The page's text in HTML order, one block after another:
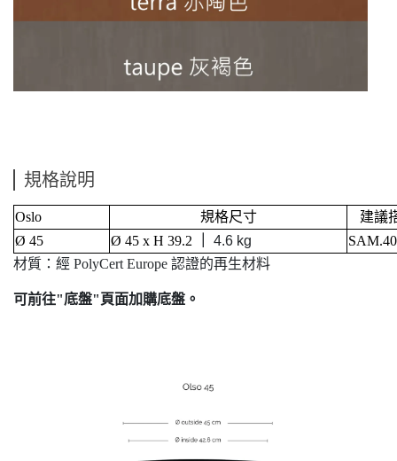
規格說明
Oslo 規格尺寸
建議
Ø 45
Ø 45 x H 39.2 4.6 kg
SAM.40
材質：經 PolyCert Europe 認證的再生材料
可前往"底盤"頁面加購底盤。